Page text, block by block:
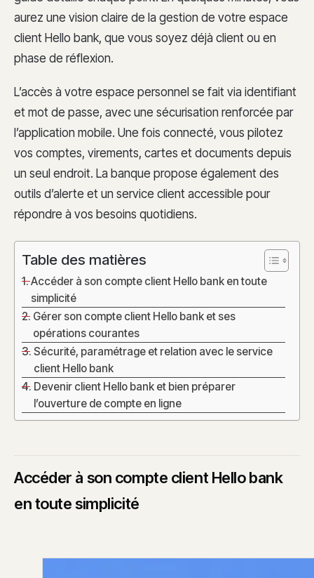
aurez une vision claire de la gestion de votre espace
client Hello bank, que vous soyez déjà client ou en
phase de réflexion.
L’accès à votre espace personnel se fait via identifiant
et mot de passe, avec une sécurisation renforcée par
l’application mobile. Une fois connecté, vous pilotez
vos comptes, virements, cartes et documents depuis
un seul endroit. La banque propose également des
outils d’alerte et un service client accessible pour
répondre à vos besoins quotidiens.
Table des matières
Accéder à son compte client Hello bank en toute
simplicité
Gérer son compte client Hello bank et ses
opérations courantes
Sécurité, paramétrage et relation avec le service
client Hello bank
Devenir client Hello bank et bien préparer
l’ouverture de compte en ligne
Accéder à son compte client Hello bank
en toute simplicité